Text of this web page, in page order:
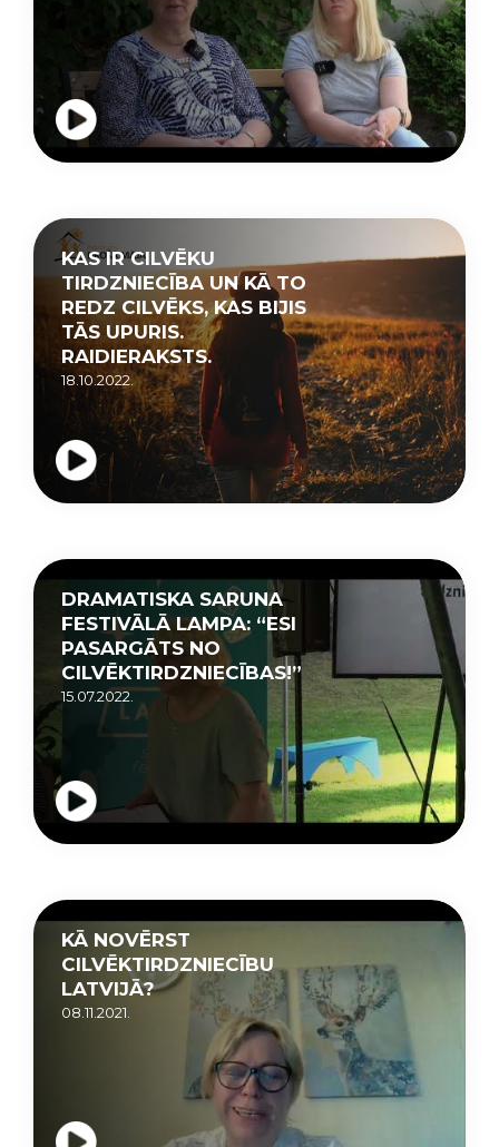
KAS IR CILVĒKU
TIRDZNIECĪBA UN KĀ TO
REDZ CILVĒKS, KAS BIJIS
TĀS UPURIS.
RAIDIERAKSTS.
18.10.2022.
DRAMATISKA SARUNA
FESTIVĀLĀ LAMPA: “ESI
PASARGĀTS NO
CILVĒKTIRDZNIECĪBAS!”
15.07.2022.
KĀ NOVĒRST
CILVĒKTIRDZNIECĪBU
LATVIJĀ?
08.11.2021.